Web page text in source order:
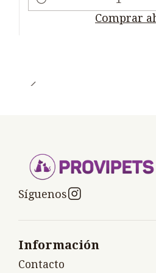
Cantidad
Comprar
Síguenos
Información
Contacto